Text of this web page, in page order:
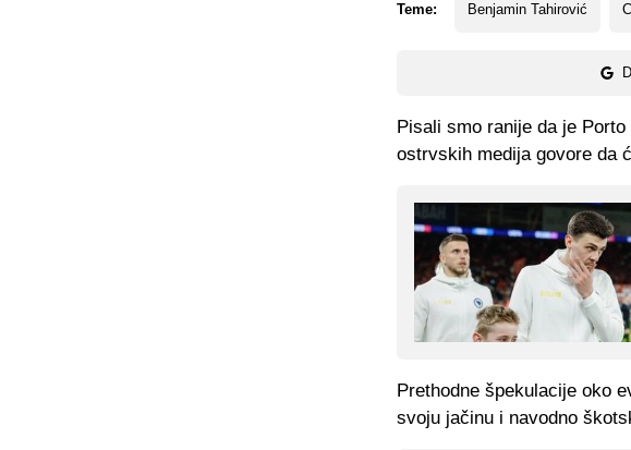
Teme: Benjamin Tahirović
Pisali smo ranije da je
ostrvskih medija govore da
Prethodne špekulacije oko
svoju jačinu i navodno